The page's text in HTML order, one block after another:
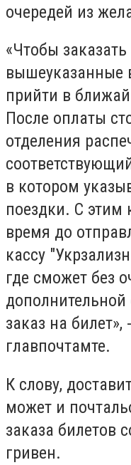
очередей из
«Чтобы
вышеуказанные
прийти в
После оплаты
отделения
в котором
поездки. С
время до
кассу
где сможет без
заказ на
главпочтамте.
К слову,
может и
заказа билетов
гривен.